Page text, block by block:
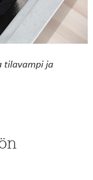
tilavampi ja